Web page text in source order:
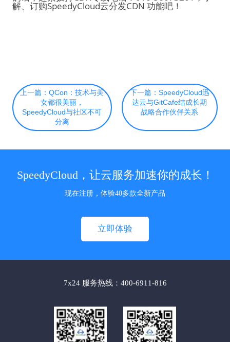
解、订购SpeedyCloud云分发CDN 功能吧！
上一篇：QCon：技术与美
女都很美丽，
SpeedyCloud与社区不可
分离
下一篇：SpeedyCloud迅
达云与GitCafe结成长期
战略合作伙伴关系
SpeedyCloud，让云服务加速你的成长！
现在注册，体验40多款全新产品
立即体验
7x24 服务热线：400-6911-816